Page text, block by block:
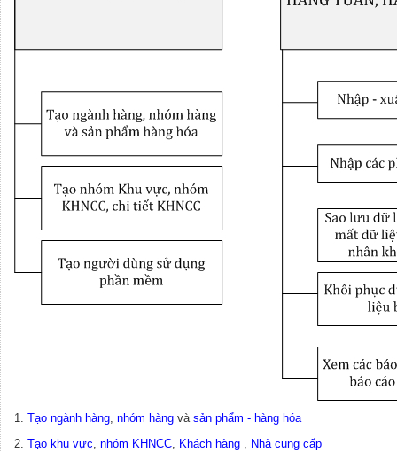
1. Tạo ngành hàng nhóm hàng và sản phẩm - hàng hóa
2. Tạo khu vực nhóm KHNCC Khách hàng
Nhà cung cấp